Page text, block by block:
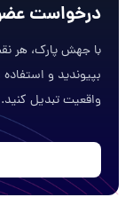
درخواست
با جهش پارک، هر
بپیوندید و استفاده
واقعیت تبدیل کنید.